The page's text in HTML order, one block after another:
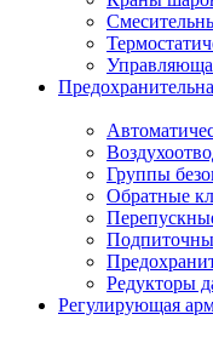
Группы
Обратные
Редукторы
Регулирующая